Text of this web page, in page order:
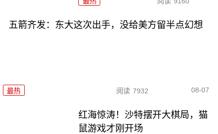
五箭齐发：东大这次出手，没给美方留半点幻想
最热 阅读 7932 08-07
红海惊涛！沙特摆开大棋局，猫
鼠游戏才刚开场